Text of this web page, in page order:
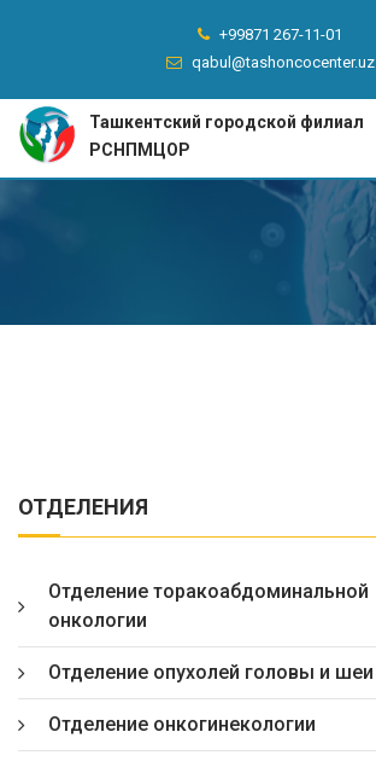
+99871 267-11-01
qabul@tashoncocenter.uz
Ташкентский городской филиал
РСНПМЦОР
ОТДЕЛЕНИЯ
Отделение торакоабдоминальной
онкологии
Отделение опухолей головы и шеи
Отделение онкогинекологии